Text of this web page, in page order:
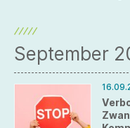
September